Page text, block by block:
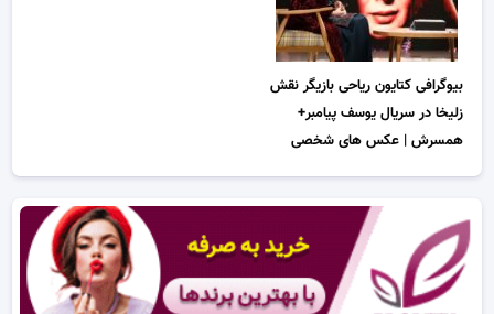
بیوگرافی کتایون ریاحی بازیگر نقش
زلیخا در سریال یوسف پیامبر+
همسرش | عکس های شخصی